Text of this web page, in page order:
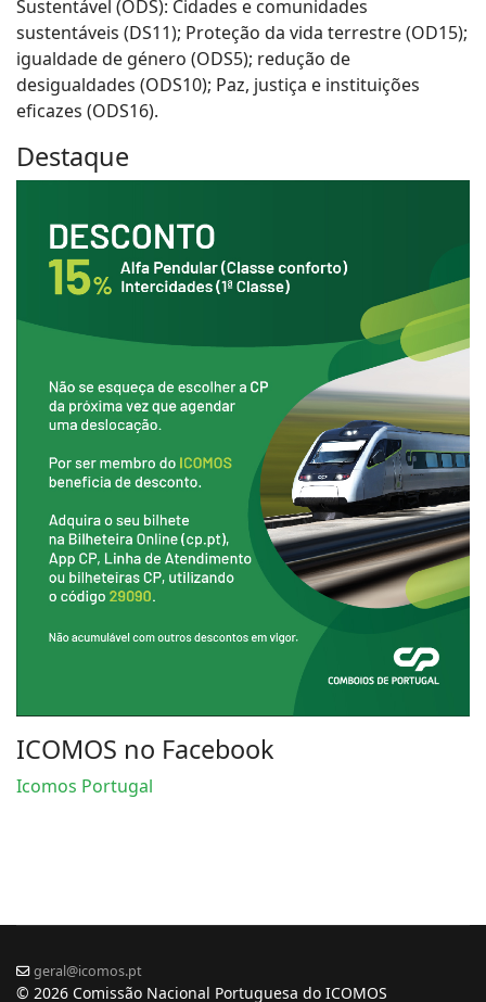
Sustentável (ODS): Cidades e comunidades
sustentáveis (DS11); Proteção da vida terrestre (OD15);
igualdade de género (ODS5); redução de
desigualdades (ODS10); Paz, justiça e instituições
eficazes (ODS16).
Destaque
ICOMOS no Facebook
Icomos Portugal
geral@icomos.pt
© 2026 Comissão Nacional Portuguesa do ICOMOS